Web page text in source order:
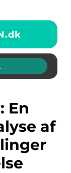
dk
af